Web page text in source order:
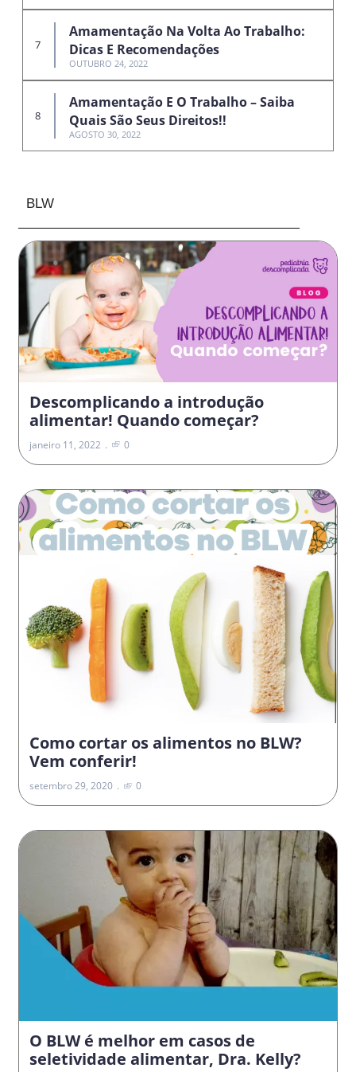
Amamentação Na Volta Ao Trabalho:
Dicas E Recomendações
OUTUBRO 24, 2022
Amamentação E O Trabalho – Saiba
Quais São Seus Direitos!!
AGOSTO 30, 2022
BLW
Descomplicando a introdução
alimentar! Quando começar?
janeiro 11, 2022 0
Como cortar os alimentos no BLW?
Vem conferir!
setembro 29, 2020 0
O BLW é melhor em casos de
seletividade alimentar, Dra. Kelly?